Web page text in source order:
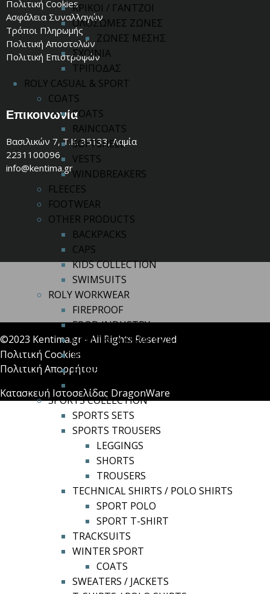
ΚΡΙΚΟΙ / ΓΑΝΤΖΟΙ
ΟΛΟΣΩΜΕΣ ΖΩΝΕΣ
ΖΩΝΕΣ ΜΕΣΗΣ
ΣΧΟΙΝΙΑ
ΤΡΙΠΟΔΑΣ
ROLY CASUAL & SPORT
COATS
COATS
RAINCOATS
SOFTSHELL
VESTS
WINDBREAKERS
FLEECES
FOOTWEAR
OTHER PRODUCTS
BACKPACKS
CAPS
KIDS COLLECTION
SWIMSUITS
ROLY WORKWEAR
FIREPROOF
FOOD INDUSTRY
HEALTH / COSMETICS
HIGH-VISIBILITY
HORECA
SPORTS COLLECTION
SPORTS SETS
SPORTS TROUSERS
LEGGINGS
SHORTS
TROUSERS
TECHNICAL SHIRTS / POLO SHIRTS
SPORT POLO
SPORT T-SHIRT
TRACKSUITS
WINTER SPORT
COATS
SWEATERS / JACKETS
Πολιτική Cookies
Ασφάλεια Συναλλαγών
Τρόποι Πληρωμής
Πολιτική Αποστολών
Πολιτική Επιστροφών
Επικοινωνία
Βασιλικών 7, Τ.Κ. 35133, Λαμία
2231100096
info@kentima.gr
©2023 Kentima.gr - All Rights Reserved
Πολιτική Cookies
Πολιτική Απορρήτου
Κατασκευή Ιστοσελίδας DragonWare